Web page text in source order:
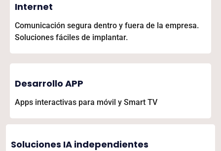
Internet
Comunicación segura dentro y fuera de la empresa.
Soluciones fáciles de implantar.
Desarrollo APP
Apps interactivas para móvil y Smart TV
Soluciones IA independientes